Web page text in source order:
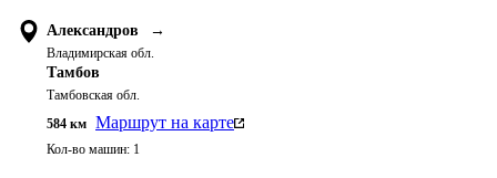
Александров →
Владимирская обл.
Тамбов
Тамбовская обл.
584 км Маршрут на карте
Кол-во машин: 1